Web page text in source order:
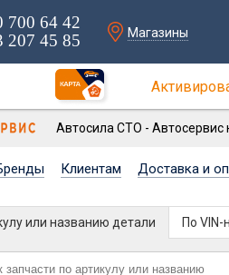
700 64 42
207 45 85
Магазины
Автосила СТО - Автосервис
Клиентам Доставка и
или названию детали По